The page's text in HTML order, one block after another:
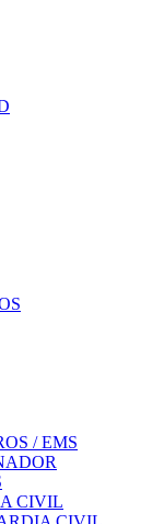
/ EMS
CIVIL